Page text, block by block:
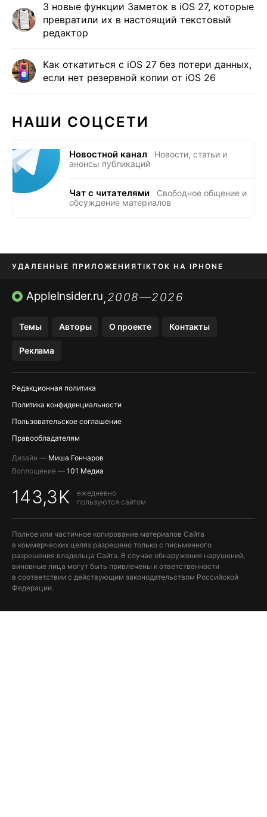
3 новые функции Заметок в iOS 27, которые
превратили их в настоящий текстовый
редактор
Как откатиться с iOS 27 без потери данных,
если нет резервной копии от iOS 26
НАШИ СОЦСЕТИ
Новостной канал
Новости, статьи и
анонсы публикаций
Чат с читателями
Свободное общение и
обсуждение материалов
УДАЛЕННЫЕ ПРИЛОЖЕНИЯTIKTOK НА IPHONE
ПРИЛОЖЕНИЯ БЕЗ APP STORE
AppleInsider.ru,2008—2026
Темы Авторы О проекте Контакты
Реклама
Редакционная политика
Политика конфиденциальности
Пользовательское соглашение
Правообладателям
Дизайн — Миша Гончаров
Воплощение — 101 Медиа
143,3K
ежедневно
пользуются сайтом
Полное или частичное копирование материалов Сайта
в коммерческих целях разрешено только с письменного
разрешения владельца Сайта. В случае обнаружения нарушений,
виновные лица могут быть привлечены к ответственности
в соответствии с действующим законодательством Российской
Федерации.